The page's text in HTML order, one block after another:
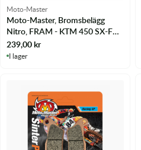
Moto-Master
Moto-Master, Bromsbelägg
Nitro, FRAM - KTM 450 SX-F
03-25 m.fl.
239,00kr
I lager